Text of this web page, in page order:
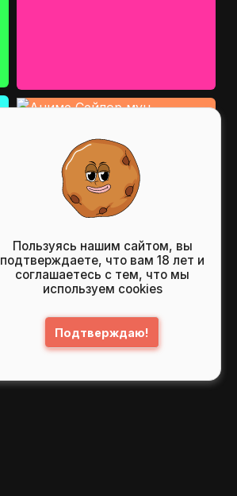
Пользуясь нашим сайтом, вы
подтверждаете, что вам 18 лет и
соглашаетесь с тем, что мы
используем cookies
Подтверждаю!